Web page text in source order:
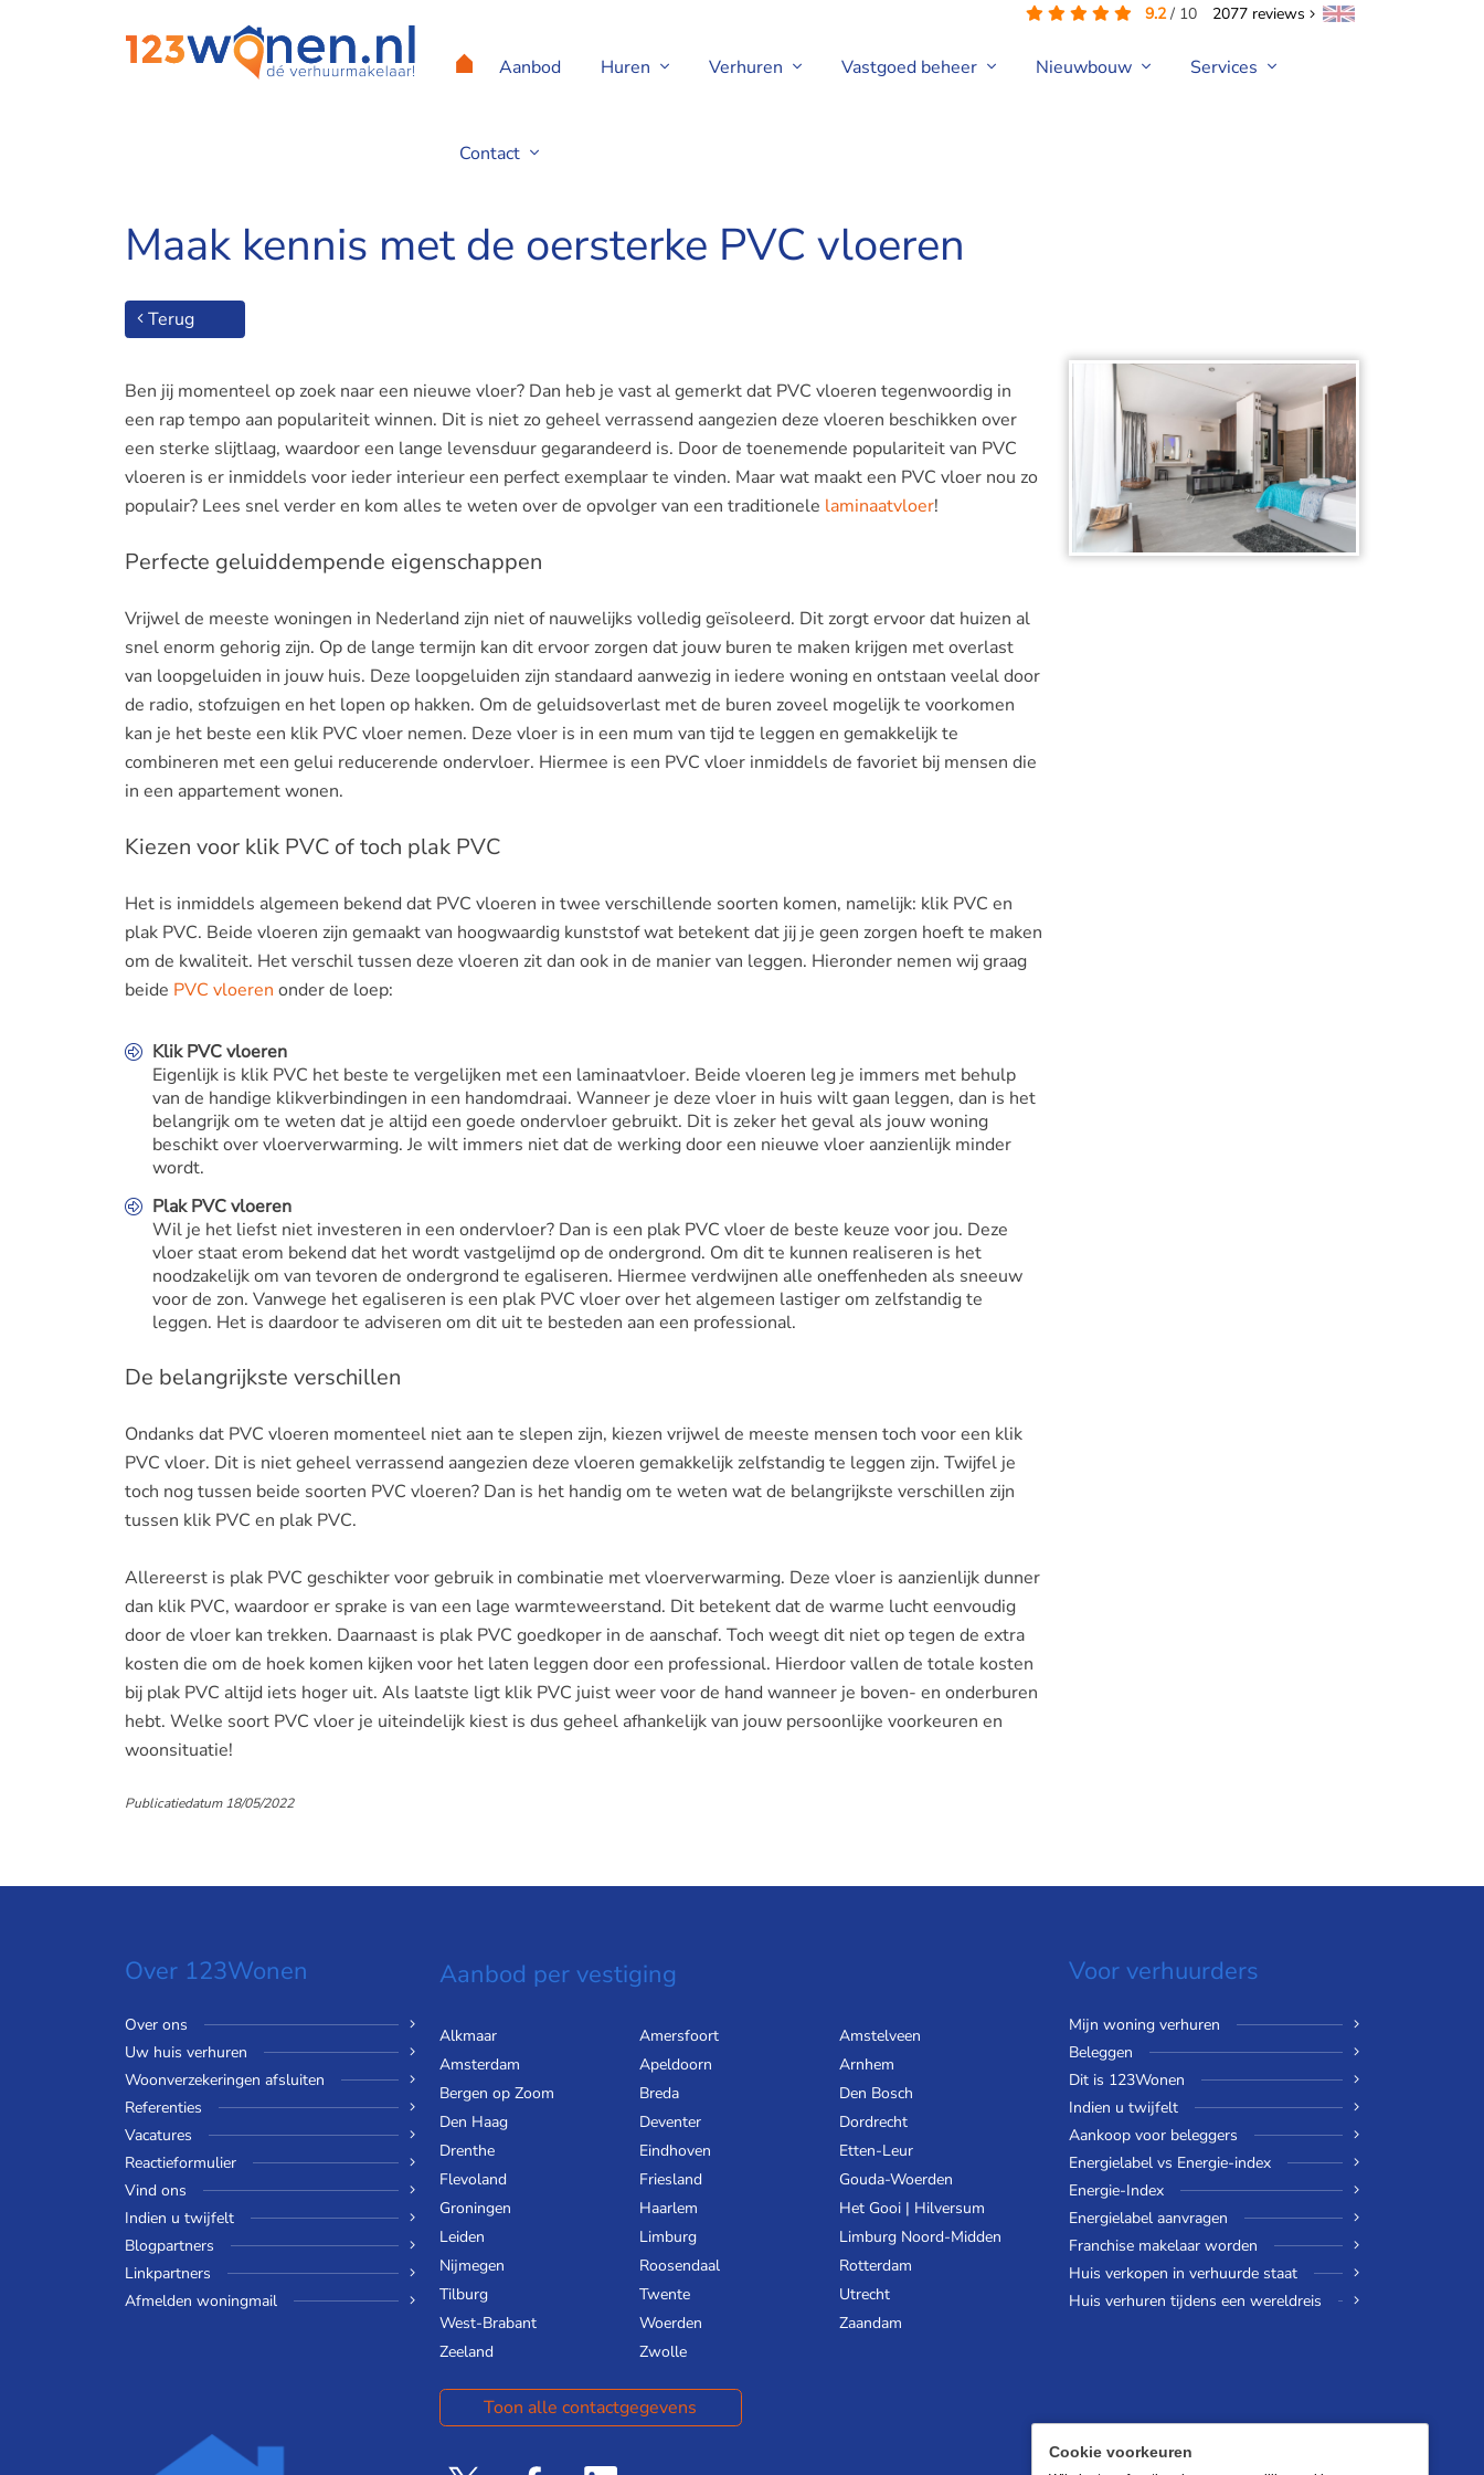
9.2/ 10 2077 reviews
Aanbod Huren Verhuren Vastgoed beheer Nieuwbouw Services
Contact
Maak kennis met de oersterke PVC vloeren
Terug
Ben jij momenteel op zoek naar een nieuwe vloer? Dan heb je vast al gemerkt dat PVC vloeren tegenwoordig in
een rap tempo aan populariteit winnen. Dit is niet zo geheel verrassend aangezien deze vloeren beschikken over
een sterke slijtlaag, waardoor een lange levensduur gegarandeerd is. Door de toenemende populariteit van PVC
vloeren is er inmiddels voor ieder interieur een perfect exemplaar te vinden. Maar wat maakt een PVC vloer nou zo
populair? Lees snel verder en kom alles te weten over de opvolger van een traditionele laminaatvloer!
Perfecte geluiddempende eigenschappen
Vrijwel de meeste woningen in Nederland zijn niet of nauwelijks volledig geïsoleerd. Dit zorgt ervoor dat huizen al
snel enorm gehorig zijn. Op de lange termijn kan dit ervoor zorgen dat jouw buren te maken krijgen met overlast
van loopgeluiden in jouw huis. Deze loopgeluiden zijn standaard aanwezig in iedere woning en ontstaan veelal door
de radio, stofzuigen en het lopen op hakken. Om de geluidsoverlast met de buren zoveel mogelijk te voorkomen
kan je het beste een klik PVC vloer nemen. Deze vloer is in een mum van tijd te leggen en gemakkelijk te
combineren met een gelui reducerende ondervloer. Hiermee is een PVC vloer inmiddels de favoriet bij mensen die
in een appartement wonen.
Kiezen voor klik PVC of toch plak PVC
Het is inmiddels algemeen bekend dat PVC vloeren in twee verschillende soorten komen, namelijk: klik PVC en
plak PVC. Beide vloeren zijn gemaakt van hoogwaardig kunststof wat betekent dat jij je geen zorgen hoeft te maken
om de kwaliteit. Het verschil tussen deze vloeren zit dan ook in de manier van leggen. Hieronder nemen wij graag
beide PVC vloeren onder de loep:
Klik PVC vloeren
Eigenlijk is klik PVC het beste te vergelijken met een laminaatvloer. Beide vloeren leg je immers met behulp
van de handige klikverbindingen in een handomdraai. Wanneer je deze vloer in huis wilt gaan leggen, dan is het
belangrijk om te weten dat je altijd een goede ondervloer gebruikt. Dit is zeker het geval als jouw woning
beschikt over vloerverwarming. Je wilt immers niet dat de werking door een nieuwe vloer aanzienlijk minder
wordt.
Plak PVC vloeren
Wil je het liefst niet investeren in een ondervloer? Dan is een plak PVC vloer de beste keuze voor jou. Deze
vloer staat erom bekend dat het wordt vastgelijmd op de ondergrond. Om dit te kunnen realiseren is het
noodzakelijk om van tevoren de ondergrond te egaliseren. Hiermee verdwijnen alle oneffenheden als sneeuw
voor de zon. Vanwege het egaliseren is een plak PVC vloer over het algemeen lastiger om zelfstandig te
leggen. Het is daardoor te adviseren om dit uit te besteden aan een professional.
De belangrijkste verschillen
Ondanks dat PVC vloeren momenteel niet aan te slepen zijn, kiezen vrijwel de meeste mensen toch voor een klik
PVC vloer. Dit is niet geheel verrassend aangezien deze vloeren gemakkelijk zelfstandig te leggen zijn. Twijfel je
toch nog tussen beide soorten PVC vloeren? Dan is het handig om te weten wat de belangrijkste verschillen zijn
tussen klik PVC en plak PVC.
Allereerst is plak PVC geschikter voor gebruik in combinatie met vloerverwarming. Deze vloer is aanzienlijk dunner
dan klik PVC, waardoor er sprake is van een lage warmteweerstand. Dit betekent dat de warme lucht eenvoudig
door de vloer kan trekken. Daarnaast is plak PVC goedkoper in de aanschaf. Toch weegt dit niet op tegen de extra
kosten die om de hoek komen kijken voor het laten leggen door een professional. Hierdoor vallen de totale kosten
bij plak PVC altijd iets hoger uit. Als laatste ligt klik PVC juist weer voor de hand wanneer je boven- en onderburen
hebt. Welke soort PVC vloer je uiteindelijk kiest is dus geheel afhankelijk van jouw persoonlijke voorkeuren en
woonsituatie!
Publicatiedatum 18/05/2022
Over 123Wonen
Over ons
Uw huis verhuren
Woonverzekeringen afsluiten
Referenties
Vacatures
Reactieformulier
Vind ons
Indien u twijfelt
Blogpartners
Linkpartners
Afmelden woningmail
Aanbod per vestiging
Alkmaar Amersfoort
Amstelveen
Amsterdam
Apeldoorn
Arnhem
Bergen op Zoom
Breda
Den Bosch
Den Haag
Deventer
Dordrecht
Drenthe
Eindhoven
Etten-Leur
Flevoland
Friesland
Gouda-Woerden
Groningen
Haarlem
Het Gooi | Hilversum
Leiden
Limburg
Limburg Noord-Midden
Nijmegen
Roosendaal
Rotterdam
Tilburg
Twente
Utrecht
West-Brabant
Woerden
Zaandam
Zeeland
Zwolle
Toon alle contactgegevens
Voor verhuurders
Mijn woning verhuren
Beleggen
Dit is 123Wonen
Indien u twijfelt
Aankoop voor beleggers
Energielabel vs Energie-index
Energie-Index
Energielabel aanvragen
Franchise makelaar worden
Huis verkopen in verhuurde staat
Huis verhuren tijdens een wereldreis
Cookie voorkeuren